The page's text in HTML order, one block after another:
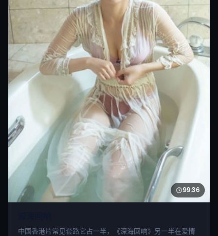
99:36
中国香港片常见套路它占一半，《深海回响》另一半在爱情